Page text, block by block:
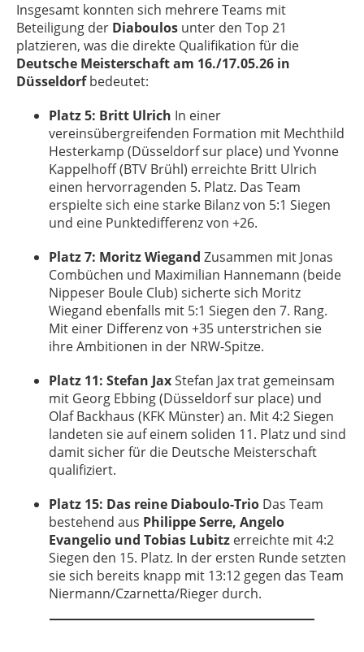
Insgesamt konnten sich mehrere Teams mit
Beteiligung der Diaboulos unter den Top 21
platzieren, was die direkte Qualifikation für die
Deutsche Meisterschaft am 16./17.05.26 in
Düsseldorfbedeutet:
Platz 5: Britt Ulrich In einer
vereinsübergreifenden Formation mit Mechthild
Hesterkamp (Düsseldorf sur place) und Yvonne
Kappelhoff (BTV Brühl) erreichte Britt Ulrich
einen hervorragenden 5. Platz. Das Team
erspielte sich eine starke Bilanz von 5:1 Siegen
und eine Punktedifferenz von +26.
Platz 7: Moritz Wiegand Zusammen mit Jonas
Combüchen und Maximilian Hannemann (beide
Nippeser Boule Club) sicherte sich Moritz
Wiegand ebenfalls mit 5:1 Siegen den 7. Rang.
Mit einer Differenz von +35 unterstrichen sie
ihre Ambitionen in der NRW-Spitze.
Platz 11: Stefan JaxStefan Jax trat gemeinsam
mit Georg Ebbing (Düsseldorf sur place) und
Olaf Backhaus (KFK Münster) an. Mit 4:2 Siegen
landeten sie auf einem soliden 11. Platz und sind
damit sicher für die Deutsche Meisterschaft
qualifiziert.
Platz 15: Das reine Diaboulo-Trio Das Team
bestehend aus Philippe Serre, Angelo
Evangelio und Tobias Lubitz erreichte mit 4:2
Siegen den 15. Platz. In der ersten Runde setzten
sie sich bereits knapp mit 13:12 gegen das Team
Niermann/Czarnetta/Rieger durch.